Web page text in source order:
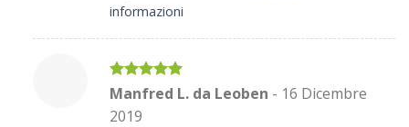
informazioni
Valutato5
su 5
Manfred L. da Leoben - 16 Dicembre
2019